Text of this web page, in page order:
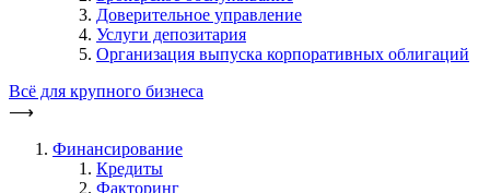
Доверительное управление
Услуги депозитария
Организация выпуска корпоративных облигаций
Всё для крупного бизнеса
⟶
Финансирование
Кредиты
Факторинг